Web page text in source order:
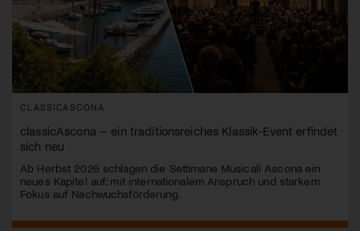
CLASSICASCONA
classicAscona – ein traditionsreiches Klassik-Event erfindet
sich neu
Ab Herbst 2026 schlagen die Settimane Musicali Ascona ein
neues Kapitel auf: mit internationalem Anspruch und starkem
Fokus auf Nachwuchsförderung.